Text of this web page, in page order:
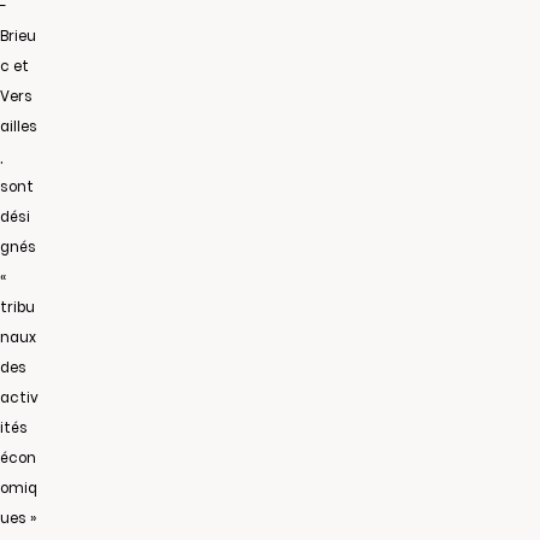
-
Brieu
c et
Vers
ailles
sont
dési
gnés
«
tribu
naux
des
activ
ités
écon
omiq
ues »